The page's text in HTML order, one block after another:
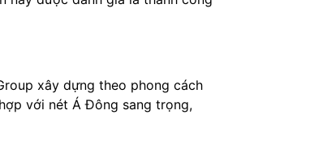
xây dựng theo phong cách
với nét Á Đông sang trọng,